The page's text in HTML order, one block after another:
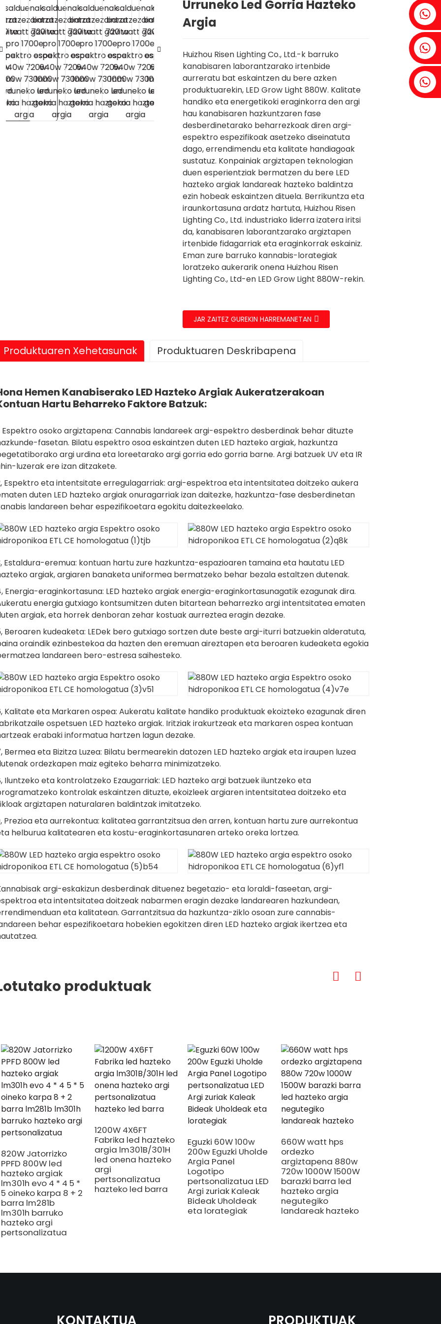
Fenia: +86 18607525299
Tobin: +86 18818667168
Urruneko Led Gorria Hazteko
Argia
Huizhou Risen Lighting Co., Ltd.-k barruko
kanabisaren laborantzarako irtenbide
aurreratu bat eskaintzen du bere azken
produktuarekin, LED Grow Light 880W. Kalitate
handiko eta energetikoki eraginkorra den argi
hau kanabisaren hazkuntzaren fase
desberdinetarako beharrezkoak diren argi-
espektro espezifikoak asetzeko diseinatuta
dago, errendimendu eta kalitate handiagoak
sustatuz. Konpainiak argiztapen teknologian
duen esperientziak bermatzen du bere LED
hazteko argiak landareak hazteko baldintza
ezin hobeak eskaintzen dituela. Berrikuntza eta
iraunkortasuna ardatz hartuta, Huizhou Risen
Lighting Co., Ltd. industriako liderra izatera iritsi
da, kanabisaren laborantzarako argiztapen
irtenbide fidagarriak eta eraginkorrak eskainiz.
Eman zure barruko kannabis-lorategiak
loratzeko aukerarik onena Huizhou Risen
Lighting Co., Ltd-en LED Grow Light 880W-rekin.
JAR ZAITEZ GUREKIN HARREMANETAN
Produktuaren Xehetasunak Produktuaren Deskribapena
Hemen Kanabiserako LED Hazteko Argiak Aukeratzerakoan
Hartu Beharreko Faktore Batzuk:
Espektro osoko argiztapena: Cannabis landareek argi-espektro desberdinak behar dituzte
fasetan. Bilatu espektro osoa eskaintzen duten LED hazteko argiak, hazkuntza
argi urdina eta loreetarako argi gorria edo gorria barne. Argi batzuek UV eta IR
luzerak ere izan ditzakete.
Espektro eta intentsitate erregulagarriak: argi-espektroa eta intentsitatea doitzeko aukera
duten LED hazteko argiak onuragarriak izan daitezke, hazkuntza-fase desberdinetan
landareen behar espezifikoetara egokitu daitezkeelako.
Estaldura-eremua: kontuan hartu zure hazkuntza-espazioaren tamaina eta hautatu LED
argiak, argiaren banaketa uniformea ​​bermatzeko behar bezala estaltzen dutenak.
Energia-eraginkortasuna: LED hazteko argiak energia-eraginkortasunagatik ezagunak dira.
energia gutxiago kontsumitzen duten bitartean beharrezko argi intentsitatea ematen
argiak, eta horrek denboran zehar kostuak aurreztea eragin dezake.
Beroaren kudeaketa: LEDek bero gutxiago sortzen dute beste argi-iturri batzuekin alderatuta,
oraindik ezinbestekoa da hazten den eremuan aireztapen eta beroaren kudeaketa egokia
landareen bero-estresa saihesteko.
Kalitate eta Markaren ospea: Aukeratu kalitate handiko produktuak ekoizteko ezagunak diren
ospetsuen LED hazteko argiak. Iritziak irakurtzeak eta markaren ospea kontuan
erabaki informatua hartzen lagun dezake.
Bermea eta Bizitza Luzea: Bilatu bermearekin datozen LED hazteko argiak eta iraupen luzea
ordezkapen maiz egiteko beharra minimizatzeko.
Iluntzeko eta kontrolatzeko Ezaugarriak: LED hazteko argi batzuek iluntzeko eta
kontrolak eskaintzen dituzte, ekoizleek argiaren intentsitatea doitzeko eta
argiztapen naturalaren baldintzak imitatzeko.
Prezioa eta aurrekontua: kalitatea garrantzitsua den arren, kontuan hartu zure aurrekontua
helburua kalitatearen eta kostu-eraginkortasunaren arteko oreka lortzea.
argi-eskakizun desberdinak dituenez begetazio- eta loraldi-faseetan, argi-
eta intentsitatea doitzeak nabarmen eragin dezake landarearen hazkundean,
eta kalitatean. Garrantzitsua da hazkuntza-ziklo osoan zure cannabis-
behar espezifikoetara hobekien egokitzen diren LED hazteko argiak ikertzea eta
produktuak
820W Jatorrizko
PPFD 800W led
hazteko argiak
lm301h evo 4 * 4 5 *
5 oineko karpa 8 + 2
barra lm281b
lm301h barruko
hazteko argi
pertsonalizatua
1200W 4X6FT
Fabrika led hazteko
argia lm301B/301H
led onena hazteko
argi
pertsonalizatua
hazteko led barra
Eguzki 60W 100w
200w Eguzki Uholde
Argia Panel
Logotipo
pertsonalizatua LED
Argi zuriak Kaleak
Bideak Uholdeak
eta lorategiak
660W watt hps
ordezko
argiztapena 880w
720w 1000W 1500W
barazki barra led
hazteko argia
negutegiko
landareak hazteko